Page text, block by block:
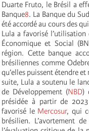
Duarte Fruto, le Brésil a
Banque8. La Banque du
été accordé au cours des
Lula a favorisé
Économique et Social
région. Cette banque
brésiliennes comme
qu’elles puissent étendre
suite, Lula a soutenu le
de Développement (NBD)
présidée à partir de
favorisé le Mercosur, qui
brésilien. L’avortement